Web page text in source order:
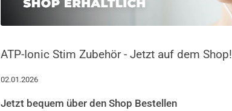
ATP-Ionic Stim Zubehör - Jetzt auf dem Shop!
02.01.2026
Jetzt bequem über den Shop Bestellen